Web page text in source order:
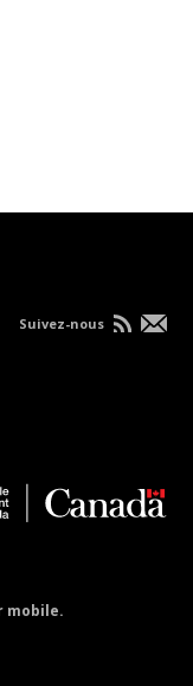
mobile.
Suivez-nous